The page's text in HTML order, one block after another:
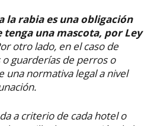
la rabia es una obligación
una mascota, por Ley
otro lado, en el caso de
guarderías de perros o
una normativa legal a nivel
a criterio de cada hotel o